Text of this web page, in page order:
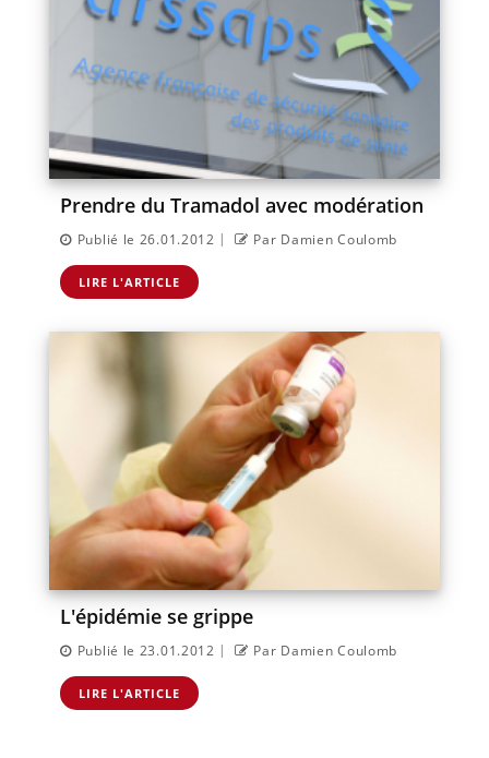
Prendre du Tramadol avec modération
Publié le 26.01.2012 | Par Damien Coulomb
LIRE L'ARTICLE
L'épidémie se grippe
Publié le 23.01.2012 | Par Damien Coulomb
LIRE L'ARTICLE